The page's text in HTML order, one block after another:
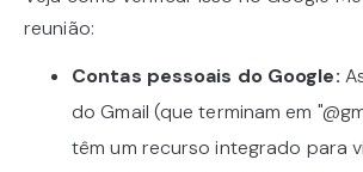
reunião:
Contas pessoais do Google:
do Gmail (que terminam em
têm um recurso integrado para